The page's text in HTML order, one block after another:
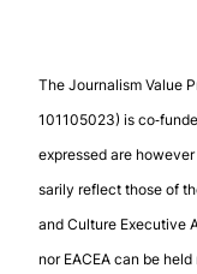
The Jour­na­lism Value
101105023) is co-​
expressed are
sa­rily reflect those of
and Cul­ture Exe­cu­tive
nor EACEA can be